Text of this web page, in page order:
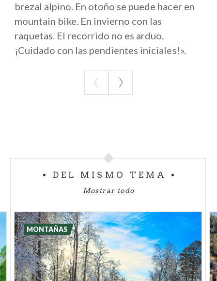
brezal alpino. En otoño se puede hacer en
mountain bike. En invierno con las
raquetas. El recorrido no es arduo.
¡Cuidado con las pendientes iniciales!».
DEL MISMO TEMA
Mostrar todo
MONTAÑAS